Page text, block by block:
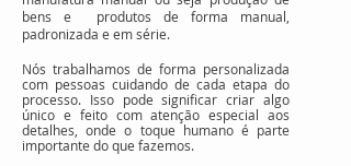
bens e produtos de forma manual,
padronizada e em série.
Nós trabalhamos de forma personalizada
com pessoas cuidando de cada etapa do
processo. Isso pode significar criar algo
único e feito com atenção especial aos
detalhes, onde o toque humano é parte
importante do que fazemos.